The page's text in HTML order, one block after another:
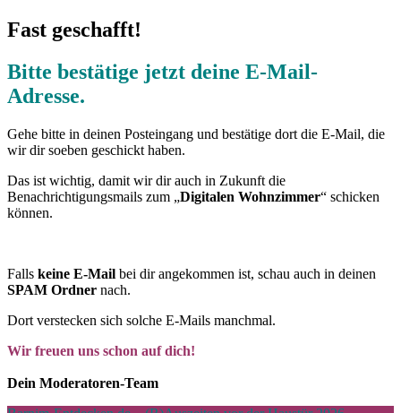
Fast geschafft!
Bitte bestätige jetzt deine E-Mail-
Adresse.
Gehe bitte in deinen Posteingang und bestätige dort die E-Mail, die
wir dir soeben geschickt haben.
Das ist wichtig, damit wir dir auch in Zukunft die
Benachrichtigungsmails zum „Digitalen Wohnzimmer“ schicken
können.
Falls keine E-Mail bei dir angekommen ist, schau auch in deinen
SPAM Ordner nach.
Dort verstecken sich solche E-Mails manchmal.
Wir freuen uns schon auf dich!
Dein Moderatoren-Team